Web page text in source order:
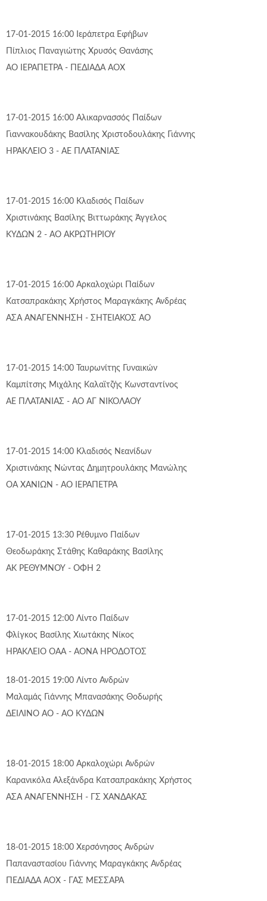
17-01-2015 16:00 Ιεράπετρα Εφήβων
Πίπλιος Παναγιώτης Χρυσός Θανάσης
ΑΟ ΙΕΡΑΠΕΤΡΑ - ΠΕΔΙΑΔΑ ΑΟΧ
17-01-2015 16:00 Αλικαρνασσός
Παίδων
Γιαννακουδάκης Βασίλης Χριστοδουλάκης Γιάννης
ΗΡΑΚΛΕΙΟ 3 - ΑΕ ΠΛΑΤΑΝΙΑΣ
17-01-2015 16:00 Κλαδισός
Παίδων
Χριστινάκης Βασίλης Βιττωράκης Άγγελος
ΚΥΔΩΝ 2 - ΑΟ ΑΚΡΩΤΗΡΙΟΥ
17-01-2015 16:00 Αρκαλοχώρι
Παίδων
Κατσαπρακάκης Χρήστος Μαραγκάκης Ανδρέας
ΑΣΑ ΑΝΑΓΕΝΝΗΣΗ - ΣΗΤΕΙΑΚΟΣ ΑΟ
17-01-2015 14:00 Ταυρωνίτης
Γυναικών
Καμπίτσης Μιχάλης Καλαϊτζής Κωνσταντίνος
ΑΕ ΠΛΑΤΑΝΙΑΣ - ΑΟ ΑΓ ΝΙΚΟΛΑΟΥ
17-01-2015 14:00 Κλαδισός Νεανίδων
Χριστινάκης Νώντας Δημητρουλάκης Μανώλης
ΟΑ ΧΑΝΙΩΝ - ΑΟ ΙΕΡΑΠΕΤΡΑ
17-01-2015 13:30 Ρέθυμνο
Παίδων
Θεοδωράκης Στάθης Καθαράκης Βασίλης
ΑΚ ΡΕΘΥΜΝΟΥ - ΟΦΗ 2
17-01-2015 12:00 Λίντο
Παίδων
Φλίγκος Βασίλης Χιωτάκης Νίκος
ΗΡΑΚΛΕΙΟ ΟΑΑ - ΑΟΝΑ ΗΡΟΔΟΤΟΣ
18-01-2015 19:00 Λίντο Ανδρών
Μαλαμάς Γιάννης Μπανασάκης Θοδωρής
ΔΕΙΛΙΝΟ ΑΟ - ΑΟ ΚΥΔΩΝ
18-01-2015 18:00 Αρκαλοχώρι Ανδρών
Καρανικόλα Αλεξάνδρα Κατσαπρακάκης Χρήστος
ΑΣΑ ΑΝΑΓΕΝΝΗΣΗ - ΓΣ ΧΑΝΔΑΚΑΣ
18-01-2015 18:00 Χερσόνησος Ανδρών
Παπαναστασίου Γιάννης Μαραγκάκης Ανδρέας
ΠΕΔΙΑΔΑ ΑΟΧ - ΓΑΣ ΜΕΣΣΑΡΑ